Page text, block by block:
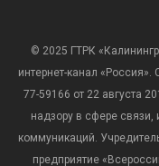
© 2025 ГТРК
интернет-канал
77-59166 от 22 августа
надзору в сфере
коммуникаций.
предприятие